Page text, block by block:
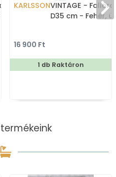
-
cm -
KARLSSONVINTAGE -
D35 cm - Fehér,
16 900 Ft
1 db Raktáron